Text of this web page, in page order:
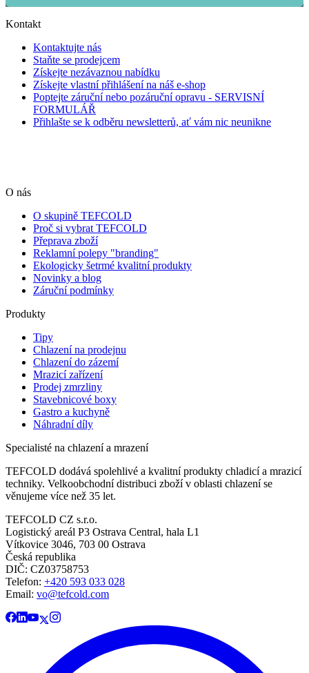
Kontakt
Kontaktujte nás
Staňte se prodejcem
Získejte nezávaznou nabídku
Získejte vlastní přihlášení na náš e-shop
Poptejte záruční nebo pozáruční opravu - SERVISNÍ
FORMULÁŘ
Přihlašte se k odběru newsletterů, ať vám nic neunikne
O nás
O skupině TEFCOLD
Proč si vybrat TEFCOLD
Přeprava zboží
Reklamní polepy "branding"
Ekologicky šetrmé kvalitní produkty
Novinky a blog
Záruční podmínky
Produkty
Tipy
Chlazení na prodejnu
Chlazení do zázemí
Mrazicí zařízení
Prodej zmrzliny
Stavebnicové boxy
Gastro a kuchyně
Náhradní díly
Specialisté na chlazení a mrazení
TEFCOLD dodává spolehlivé a kvalitní produkty chladicí a mrazicí
techniky. Velkoobchodní distribuci zboží v oblasti chlazení se
věnujeme více než 35 let.
TEFCOLD CZ s.r.o.
Logistický areál P3 Ostrava Central, hala L1
Vítkovice 3046, 703 00 Ostrava
Česká republika
DIČ: CZ03758753​​​​​​
Telefon: +420 593 033 028
Email: vo@tefcold.com